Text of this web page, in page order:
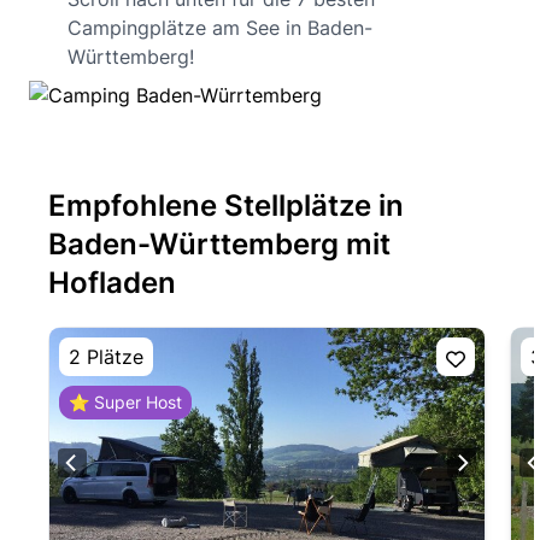
Campingplätze am See in Baden-
Württemberg!
Empfohlene Stellplätze in
Baden-Württemberg mit
Hofladen
2 Plätze
⭐ Super Host